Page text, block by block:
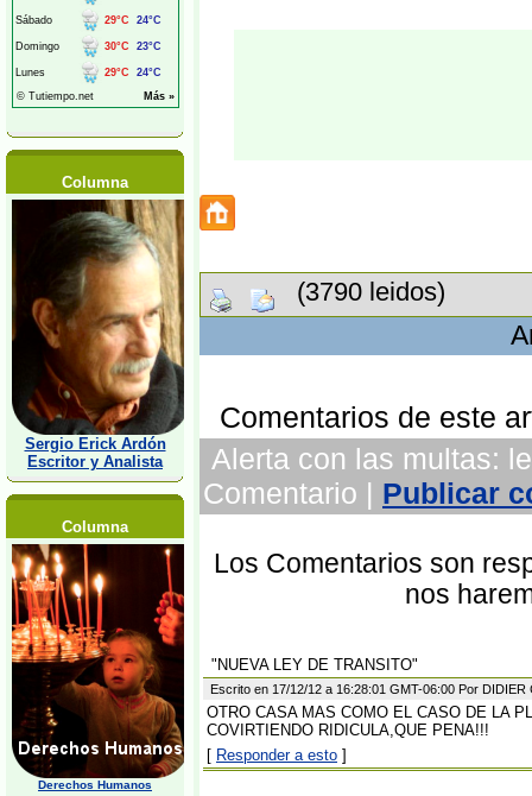
Columna
Sergio Erick Ardón
Escritor y Analista
Columna
Derechos Humanos
(3790 leidos)
Comentarios de este
Alerta con las multas:
Comentario | Publicar
Los Comentarios son
nos
"NUEVA LEY DE TRANSITO"
Escrito en 17/12/12 a 16:28:01 GMT-06:00 Por DIDIER
OTRO CASA MAS COMO EL CASO DE LA
COVIRTIENDO RIDICULA,QUE PENA!!!
[ Responder a esto ]